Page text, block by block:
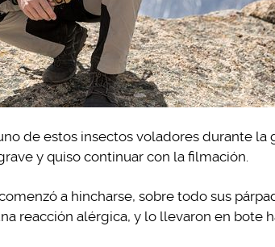
de estos insectos voladores durante la
y quiso continuar con la filmación.
a hincharse, sobre todo sus
reacción alérgica, y lo llevaron en bote